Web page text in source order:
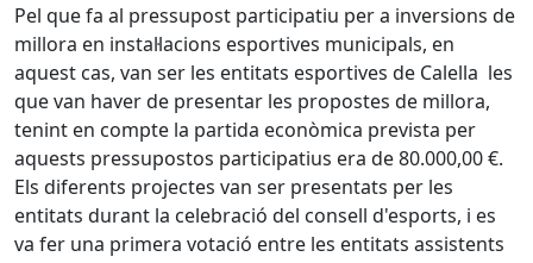
Pel que fa al pressupost participatiu per a inversions de
millora en instal·lacions esportives municipals, en
aquest cas, van ser les entitats esportives de Calella les
que van haver de presentar les propostes de millora,
tenint en compte la partida econòmica prevista per
aquests pressupostos participatius era de 80.000,00 €.
Els diferents projectes van ser presentats per les
entitats durant la celebració del consell d'esports, i es
va fer una primera votació entre les entitats assistents